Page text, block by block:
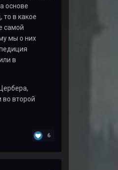
основе
в какое
самой
мы о них
в
во второй
6